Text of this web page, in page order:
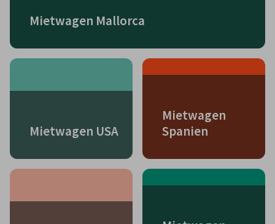
Mietwagen Mallorca
Mietwagen USA
Mietwagen
Spanien